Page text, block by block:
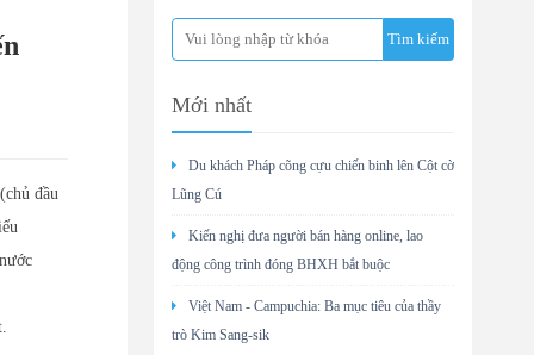
đầu
Mới nhất
Du khách Pháp cõng cựu chiến binh lên Cột cờ
Lũng Cú
Kiến nghị đưa người bán hàng online, lao
động công trình đóng BHXH bắt buộc
Việt Nam - Campuchia: Ba mục tiêu của thầy
trò Kim Sang-sik